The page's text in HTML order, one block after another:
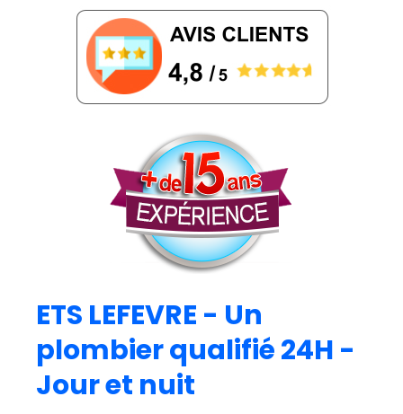
ETS LEFEVRE - Un
plombier qualifié 24H -
Jour et nuit